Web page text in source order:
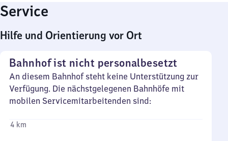
Service
Hilfe und Orientierung vor Ort
Bahnhof ist nicht personalbesetzt
An diesem Bahnhof steht keine Unterstützung zur
Verfügung. Die nächstgelegenen Bahnhöfe mit
mobilen Servicemitarbeitenden sind:
4 km